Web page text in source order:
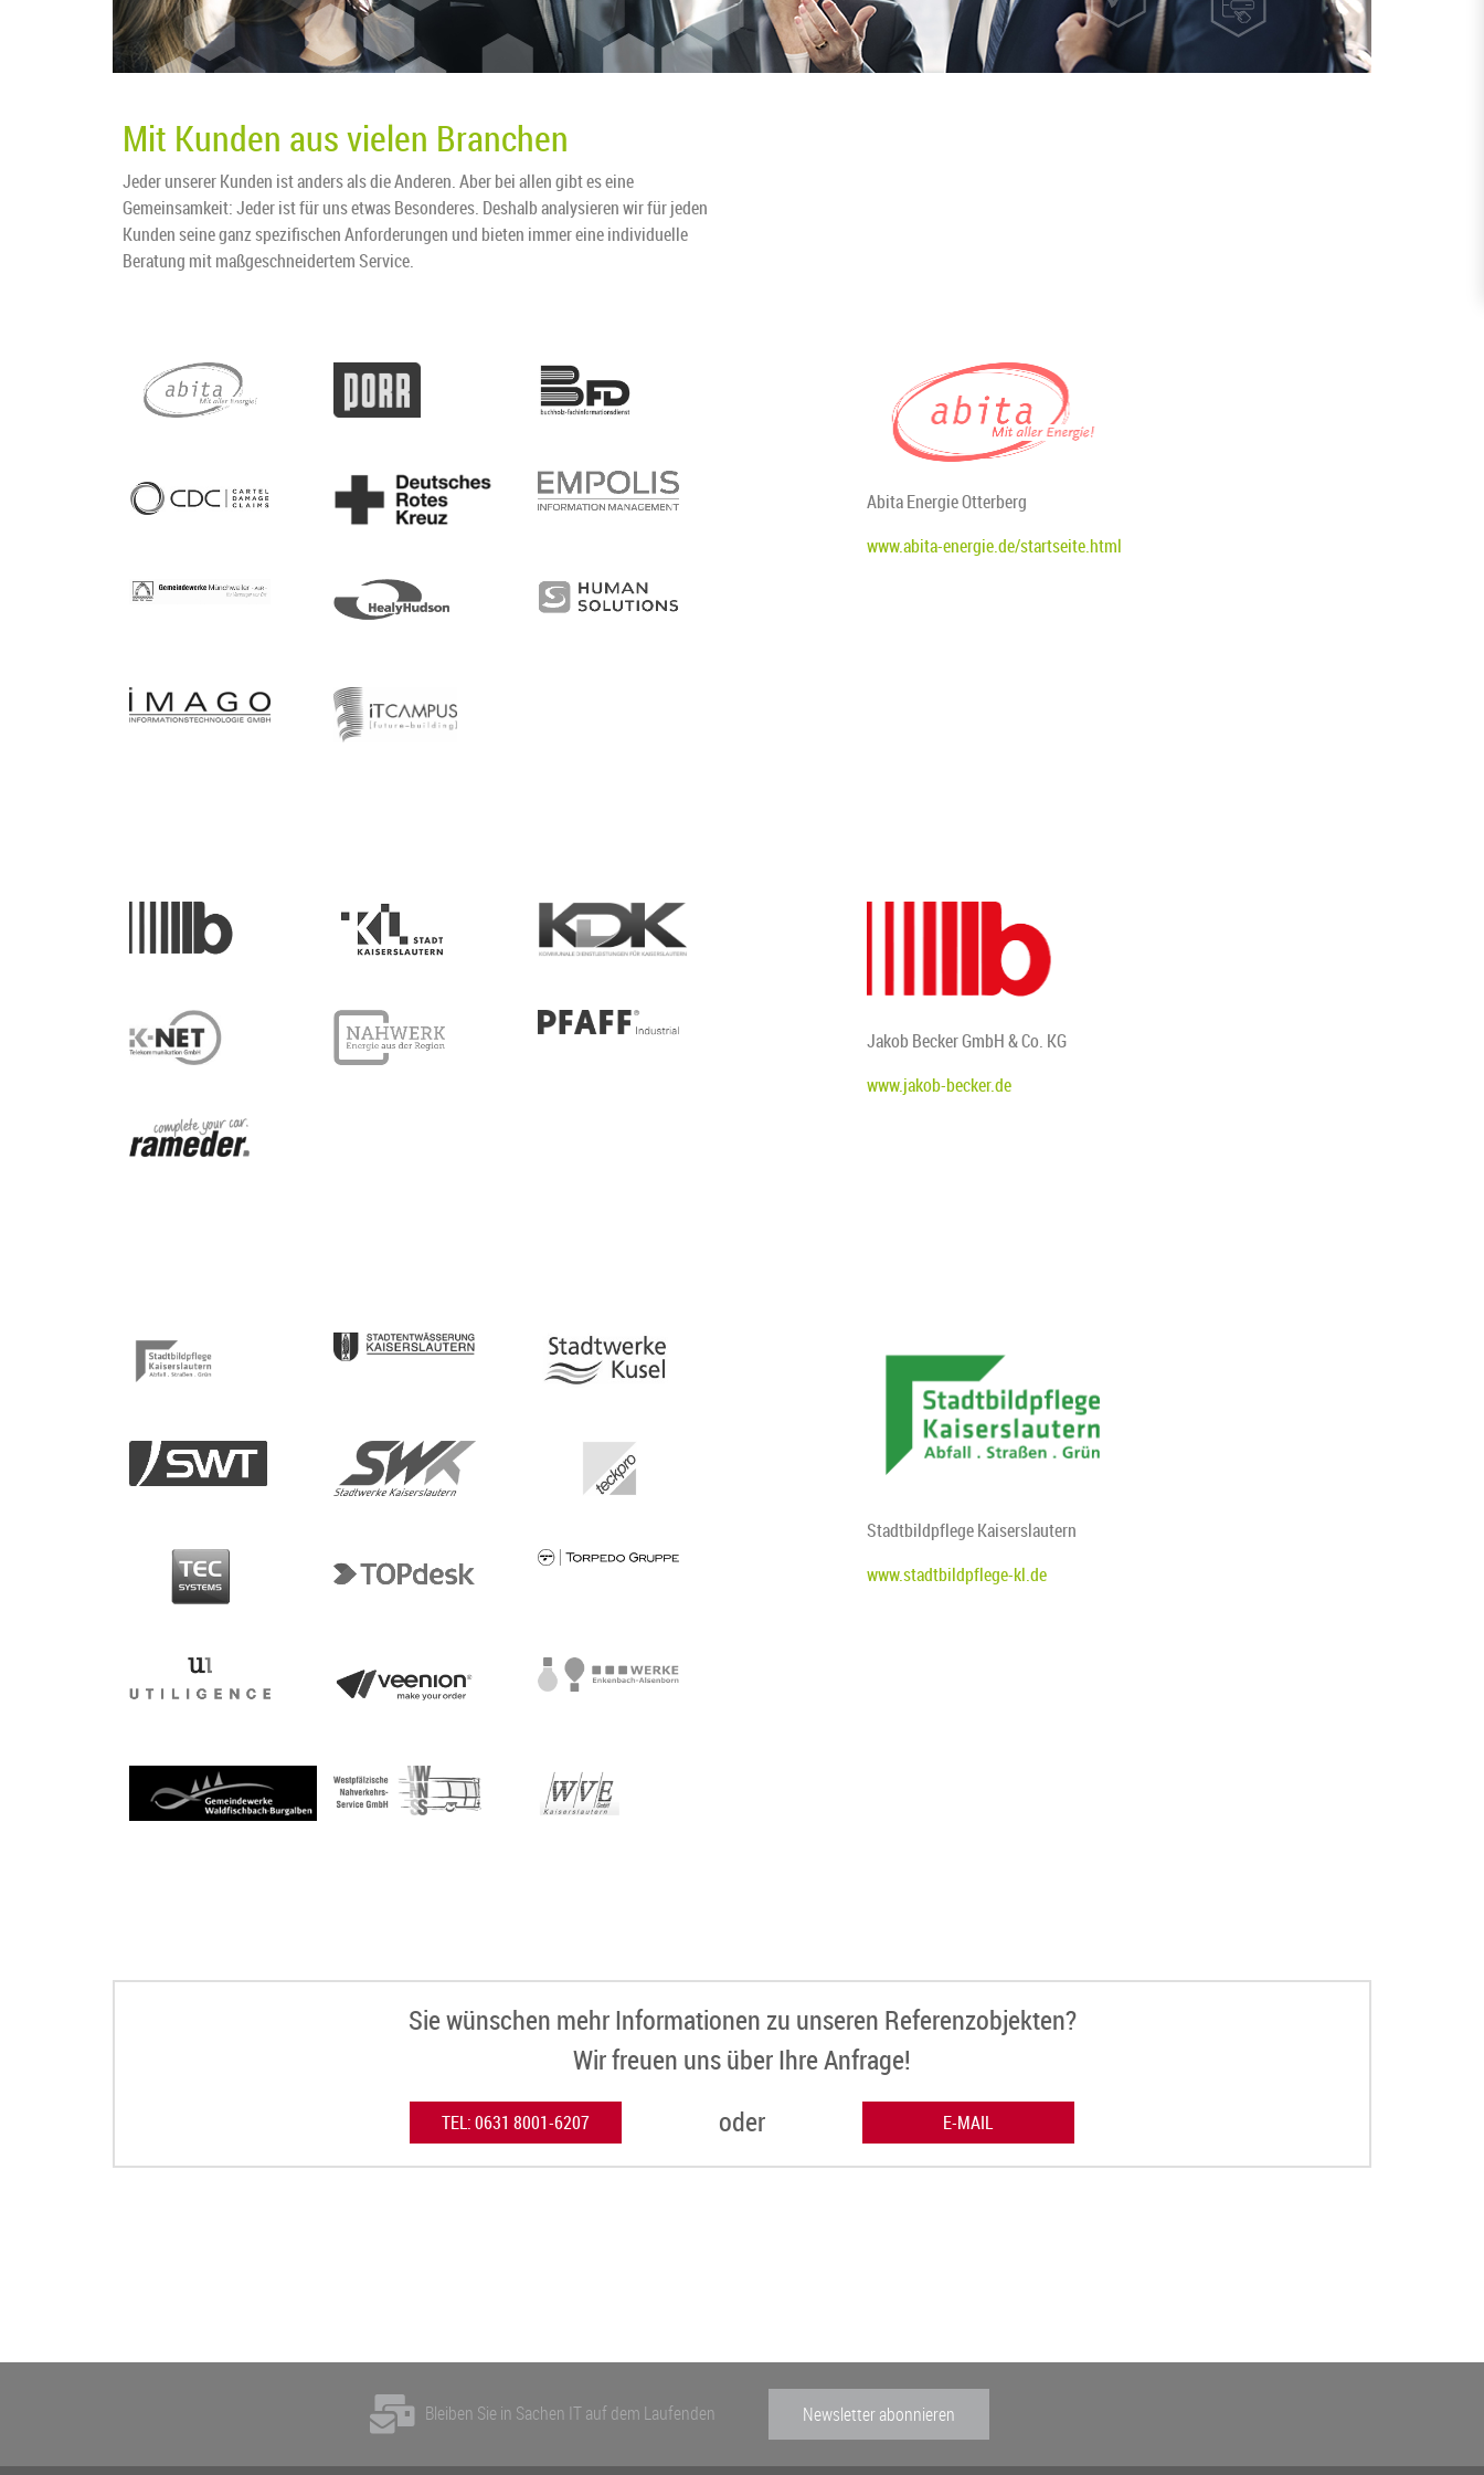
Mit Kunden aus vielen Branchen
Jeder unserer Kunden ist anders als die Anderen. Aber bei allen gibt es eine
Gemeinsamkeit: Jeder ist für uns etwas Besonderes. Deshalb analysieren wir für jeden
Kunden seine ganz spezifischen Anforderungen und bieten immer eine individuelle
Beratung mit maßgeschneidertem Service.
Abita Energie Otterberg
www.abita-energie.de/startseite.html
Jakob Becker GmbH & Co. KG
www.jakob-becker.de
Stadtbildpflege Kaiserslautern
www.stadtbildpflege-kl.de
Sie wünschen mehr Informationen zu unseren Referenzobjekten?
Wir freuen uns über Ihre Anfrage!
TEL: 0631 8001-6207 oder E-MAIL
Bleiben Sie in Sachen IT auf dem Laufenden Newsletter abonnieren